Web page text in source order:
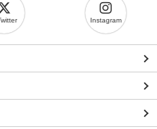
Instagram